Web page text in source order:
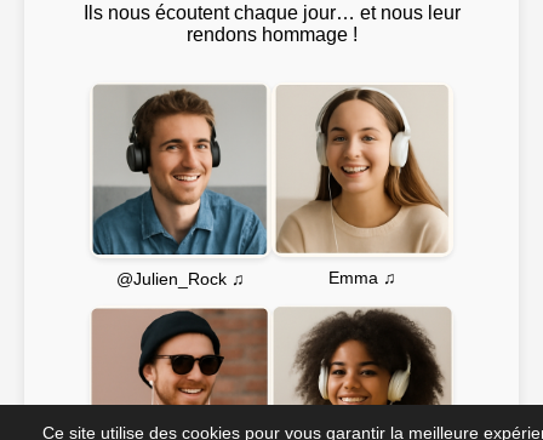
Ils nous écoutent chaque jour… et nous leur
rendons hommage !
@Julien_Rock ♫ Emma ♫
Ce site utilise des cookies pour vous garantir la meilleure